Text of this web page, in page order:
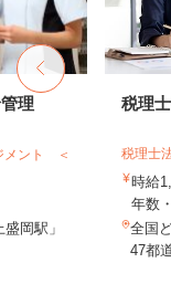
理
メント ＜
岡駅」
税理
税理士
時給
年数
全国
47都